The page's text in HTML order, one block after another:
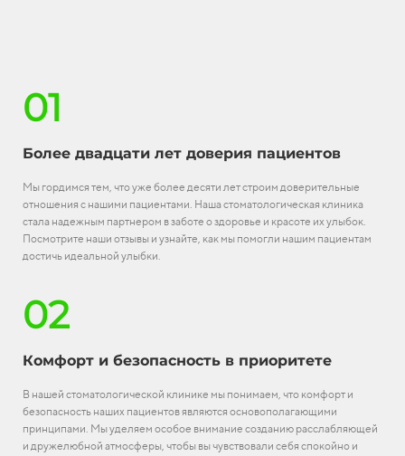
01
Более двадцати лет доверия пациентов
Мы гордимся тем, что уже более десяти лет строим доверительные
отношения с нашими пациентами. Наша стоматологическая клиника
стала надежным партнером в заботе о здоровье и красоте их улыбок.
Посмотрите наши отзывы и узнайте, как мы помогли нашим пациентам
достичь идеальной улыбки.
02
Комфорт и безопасность в приоритете
В нашей стоматологической клинике мы понимаем, что комфорт и
безопасность наших пациентов являются основополагающими
принципами. Мы уделяем особое внимание созданию расслабляющей
и дружелюбной атмосферы, чтобы вы чувствовали себя спокойно и